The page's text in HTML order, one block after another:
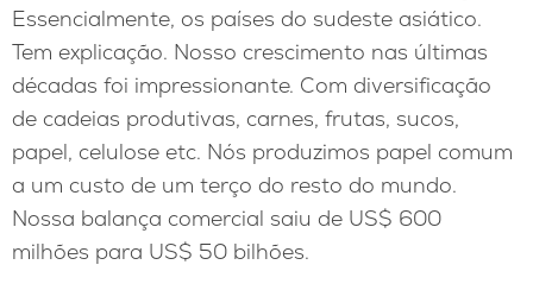
Essencialmente, os países do sudeste asiático.
Tem explicação. Nosso crescimento nas últimas
décadas foi impressionante. Com diversificação
de cadeias produtivas, carnes, frutas, sucos,
papel, celulose etc. Nós produzimos papel comum
a um custo de um terço do resto do mundo.
Nossa balança comercial saiu de US$ 600
milhões para US$ 50 bilhões.